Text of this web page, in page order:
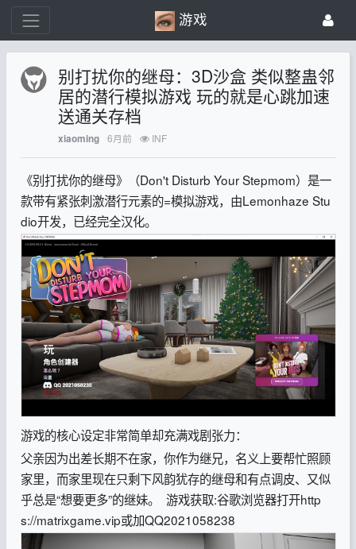
游戏
别打扰你的继母：3D沙盒 类似整蛊邻
居的潜行模拟游戏 玩的就是心跳加速
送通关存档
xiaoming 6月前 INF
《别打扰你的继母》（Don't Disturb Your Stepmom）是一
款带有紧张刺激潜行元素的=模拟游戏，由Lemonhaze Stu
dio开发，已经完全汉化。
游戏的核心设定非常简单却充满戏剧张力：
父亲因为出差长期不在家，你作为继兄，名义上要帮忙照顾
家里，而家里现在只剩下风韵犹存的继母和有点调皮、又似
乎总是“想要更多”的继妹。 游戏获取:谷歌浏览器打开http
s://matrixgame.vip或加QQ2021058238